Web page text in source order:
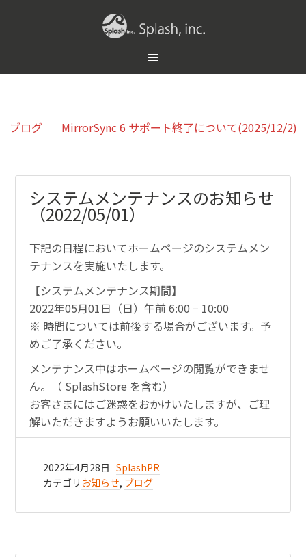
ブログ MirrorSync 6 サポート終了について(2025/12/2)
システムメンテナンスのお知らせ
（2022/05/01）
下記の日程においてホームページのシステムメン
テナンスを実施いたします。
【システムメンテナンス期間】
2022年05月01日（日）午前 6:00 − 10:00
※ 時間については前後する場合がございます。予
めご了承ください。
メンテナンス中はホームページの閲覧ができませ
ん。（ SplashStore を含む）
お客さまにはご迷惑をおかけいたしますが、ご理
解いただきますようお願いいたします。
2022年4月28日 SplashPR
カテゴリ お知らせ, ブログ